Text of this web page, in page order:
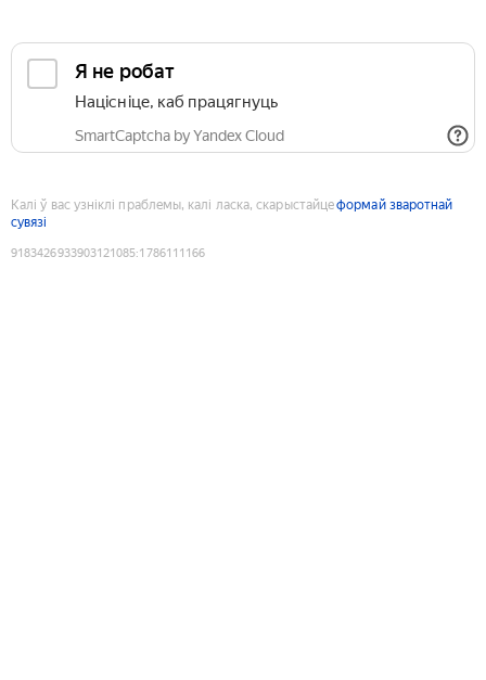
Я не робат
Націсніце, каб працягнуць
SmartCaptcha by Yandex Cloud
Калі ў вас узніклі праблемы, калі ласка, скарыстайцеформай зваротнай
сувязі
9183426933903121085:1786111166